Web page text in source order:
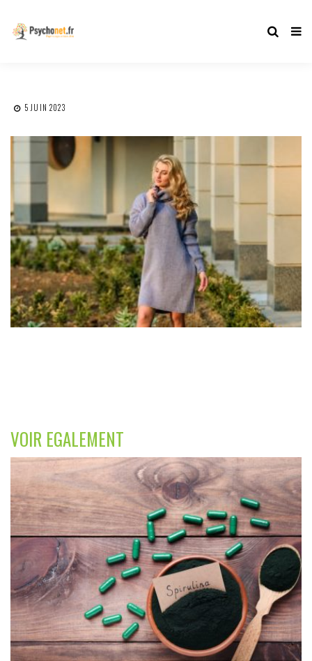
5 JUIN 2023
VOIR EGALEMENT